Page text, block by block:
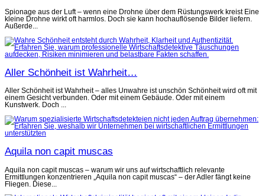
Spionage aus der Luft – wenn eine Drohne über dem Rüstungswerk kreist Eine
kleine Drohne wirkt oft harmlos. Doch sie kann hochauflösende Bilder liefern.
Außerde...
Aller Schönheit ist Wahrheit…
Aller Schönheit ist Wahrheit – alles Unwahre ist unschön Schönheit wird oft mit
einem Gesicht verbunden. Oder mit einem Gebäude. Oder mit einem
Kunstwerk. Doch ...
Aquila non capit muscas
Aquila non capit muscas – warum wir uns auf wirtschaftlich relevante
Ermittlungen konzentrieren „Aquila non capit muscas“ – der Adler fängt keine
Fliegen. Diese...